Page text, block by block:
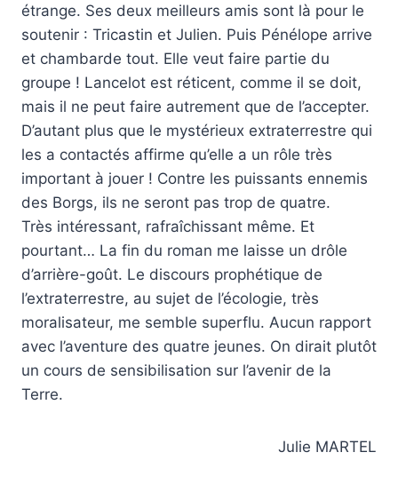
étrange. Ses deux meilleurs amis sont là pour le
soutenir : Tricastin et Julien. Puis Pénélope arrive
et chambarde tout. Elle veut faire partie du
groupe ! Lancelot est réticent, comme il se doit,
mais il ne peut faire autrement que de l’accepter.
D’autant plus que le mystérieux extraterrestre qui
les a contactés affirme qu’elle a un rôle très
important à jouer ! Contre les puissants ennemis
des Borgs, ils ne seront pas trop de quatre.
Très intéressant, rafraîchissant même. Et
pourtant… La fin du roman me laisse un drôle
d’arrière-goût. Le discours prophétique de
l’extraterrestre, au sujet de l’écologie, très
moralisateur, me semble superflu. Aucun rapport
avec l’aventure des quatre jeunes. On dirait plutôt
un cours de sensibilisation sur l’avenir de la
Terre.
Julie MARTEL